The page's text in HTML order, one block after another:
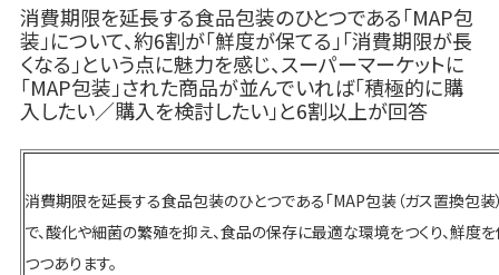
消費期限を延長する食品包装のひとつである「MAP包
装」について、約6割が「鮮度が保てる」「消費期限が長
くなる」という点に魅力を感じ、スーパーマーケットに
「MAP包装」された商品が並んでいれば「積極的に購
入したい／購入を検討したい」と6割以上が回答
消費期限を延長する食品包装のひとつである「MAP包装（ガス置換包
で、酸化や細菌の繁殖を抑え、食品の保存に最適な環境をつくり、鮮
つつあります。